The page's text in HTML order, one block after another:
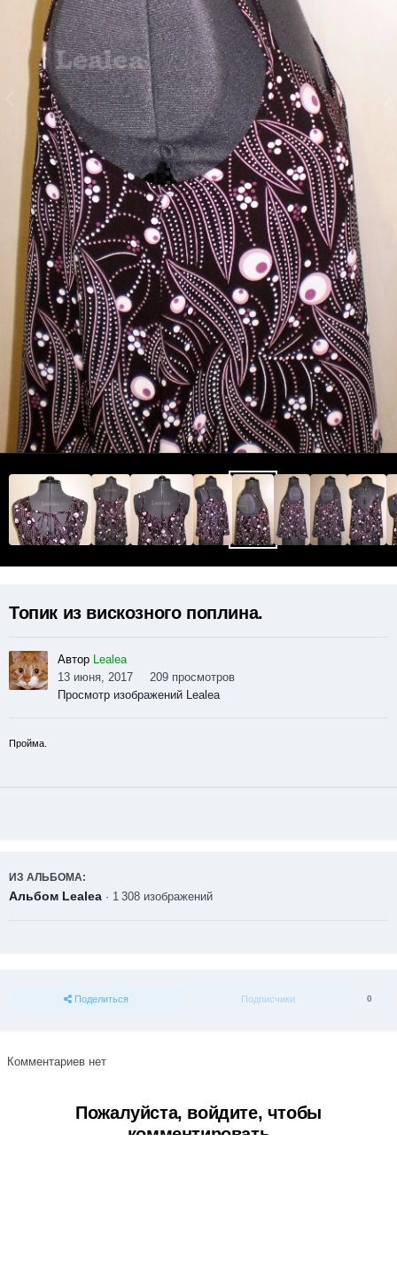
Топик из вискозного поплина.
Автор Lealea
13 июня, 2017
209 просмотров
Просмотр изображений Lealea
Пройма.
ИЗ АЛЬБОМА:
Альбом Lealea · 1 308 изображений
Поделиться Подписчики 0
Комментариев нет
Пожалуйста, войдите, чтобы
комментировать